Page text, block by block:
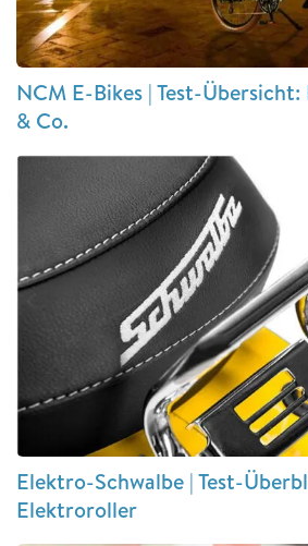
NCM E-Bikes | Test-
& Co.
Elektro-Schwalbe | Test-
Elektroroller